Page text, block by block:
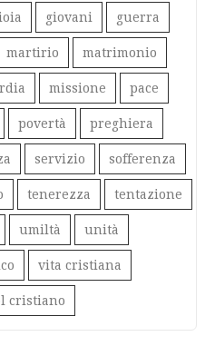
giovani guerra
martirio matrimonio
missione pace
povertà preghiera
servizio sofferenza
tenerezza tentazione
umiltà unità
vita cristiana
cristiano